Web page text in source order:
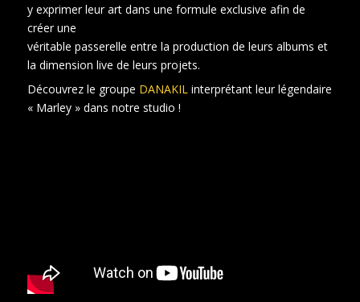
y exprimer leur art dans une formule exclusive afin de
créer une
véritable passerelle entre la production de leurs albums et
la dimension live de leurs projets.
Découvrez le groupe DANAKIL interprétant leur légendaire
« Marley » dans notre studio !